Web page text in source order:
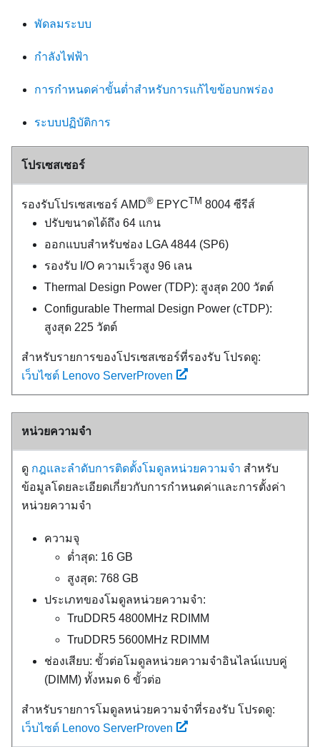
พัดลมระบบ
กำลังไฟฟ้า
การกำหนดค่าขั้นต่ำสำหรับการแก้ไขข้อบกพร่อง
ระบบปฏิบัติการ
โปรเซสเซอร์
รองรับโปรเซสเซอร์ AMD® EPYCTM 8004 ซีรีส์
ปรับขนาดได้ถึง 64 แกน
ออกแบบสำหรับช่อง LGA 4844 (SP6)
รองรับ I/O ความเร็วสูง 96 เลน
Thermal Design Power (TDP): สูงสุด 200 วัตต์
Configurable Thermal Design Power (cTDP):
สูงสุด 225 วัตต์
สำหรับรายการของโปรเซสเซอร์ที่รองรับ โปรดดู:
เว็บไซต์ Lenovo ServerProven
หน่วยความจำ
ดู กฎและลำดับการติดตั้งโมดูลหน่วยความจำ สำหรับ
ข้อมูลโดยละเอียดเกี่ยวกับการกำหนดค่าและการตั้งค่า
หน่วยความจำ
ความจุ
ต่ำสุด: 16 GB
สูงสุด: 768 GB
ประเภทของโมดูลหน่วยความจำ:
TruDDR5 4800MHz RDIMM
TruDDR5 5600MHz RDIMM
ช่องเสียบ: ขั้วต่อโมดูลหน่วยความจำอินไลน์แบบคู่
(DIMM) ทั้งหมด 6 ขั้วต่อ
สำหรับรายการโมดูลหน่วยความจำที่รองรับ โปรดดู:
เว็บไซต์ Lenovo ServerProven